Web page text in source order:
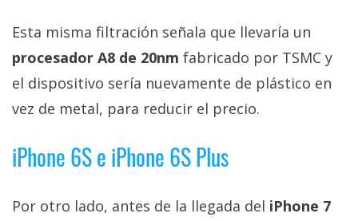
Legal
El medio de
digital donde
encontrarás
tecnología,
Esta misma filtración señala que llevaría un
procesador A8 de 20nm fabricado por TSMC y
el dispositivo sería nuevamente de plástico en
vez de metal, para reducir el precio.
iPhone 6S e iPhone 6S Plus
Por otro lado, antes de la llegada del iPhone 7